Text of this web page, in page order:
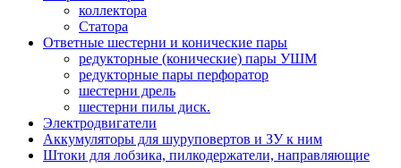
коллектора
Статора
Ответные шестерни и конические пары
редукторные (конические) пары УШМ
редукторные пары перфоратор
шестерни дрель
шестерни пилы диск.
Электродвигатели
Аккумуляторы для шуруповертов и ЗУ к ним
Штоки для лобзика, пилкодержатели, направляющие